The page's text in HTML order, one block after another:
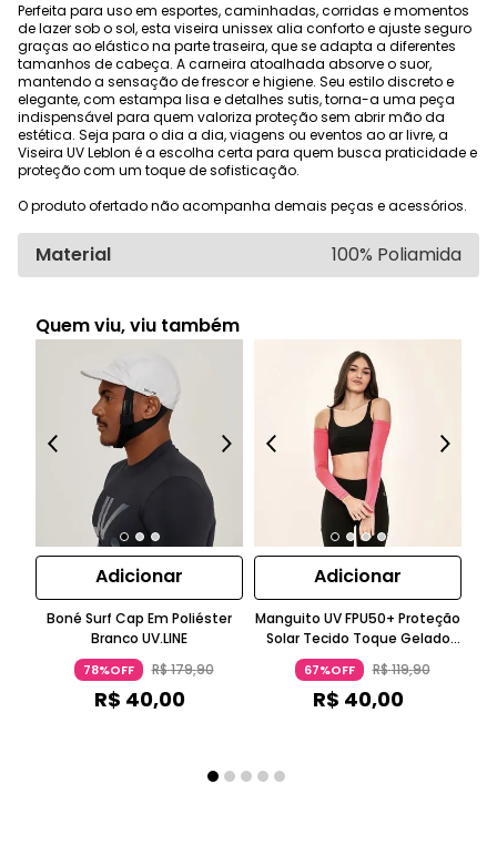
Perfeita para uso em esportes, caminhadas, corridas e momentos
de lazer sob o sol, esta viseira unissex alia conforto e ajuste seguro
graças ao elástico na parte traseira, que se adapta a diferentes
tamanhos de cabeça. A carneira atoalhada absorve o suor,
mantendo a sensação de frescor e higiene. Seu estilo discreto e
elegante, com estampa lisa e detalhes sutis, torna-a uma peça
indispensável para quem valoriza proteção sem abrir mão da
estética. Seja para o dia a dia, viagens ou eventos ao ar livre, a
Viseira UV Leblon é a escolha certa para quem busca praticidade e
proteção com um toque de sofisticação.
O produto ofertado não acompanha demais peças e acessórios.
Material 100% Poliamida
Quem viu, viu também
Adicionar
Boné Surf Cap Em Poliéster
Branco UV.LINE
78%OFF R$179,90
R$ 40,00
Adicionar
Manguito UV FPU50+ Proteção
Solar Tecido Toque Gelado
Pink UV.LINE
67%OFF R$119,90
R$ 40,00